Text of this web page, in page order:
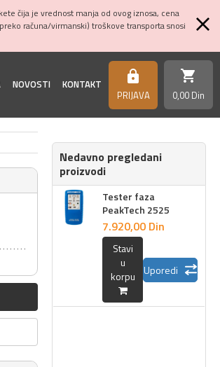
čija je vrednost manja od ovog iznosa, cena
računa/virmanski) troškove transporta snosi
NOVOSTI KONTAKT https
PRIJAVA
shopping_cart
0,00 Din
Nedavno pregledani
proizvodi
Tester faza
PeakTech 2525
7.920,00 Din
Stavi
u
korpu
Uporedi